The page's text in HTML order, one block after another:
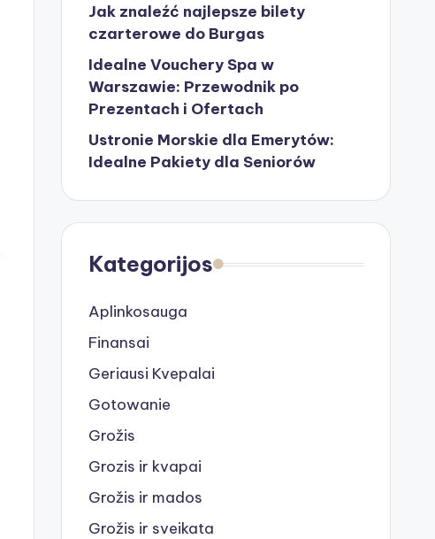
Jak znaleźć najlepsze bilety
czarterowe do Burgas
Idealne Vouchery Spa w
Warszawie: Przewodnik po
Prezentach i Ofertach
Ustronie Morskie dla Emerytów:
Idealne Pakiety dla Seniorów
Kategorijos
Aplinkosauga
Finansai
Geriausi Kvepalai
Gotowanie
Grožis
Grozis ir kvapai
Grožis ir mados
Grožis ir sveikata